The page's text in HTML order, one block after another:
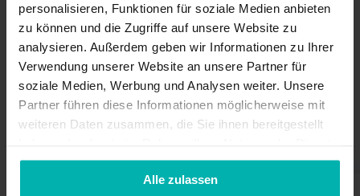
personalisieren, Funktionen für soziale Medien anbieten
zu können und die Zugriffe auf unsere Website zu
analysieren. Außerdem geben wir Informationen zu Ihrer
Verwendung unserer Website an unsere Partner für
soziale Medien, Werbung und Analysen weiter. Unsere
Partner führen diese Informationen möglicherweise mit
weiteren Daten zusammen, die Sie ihnen bereitgestellt
gesammelt haben.
Alle zulassen
von Läuferinnen und
Läufern